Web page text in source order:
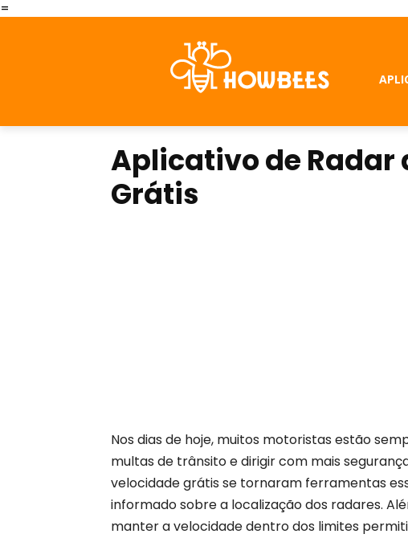
=
Aplicativo de Radar
Grátis
Nos dias de hoje, muitos motoristas estão
multas de trânsito e dirigir com mais
velocidade grátis se tornaram ferramentas
informado sobre a localização dos radares.
manter a velocidade dentro dos limites